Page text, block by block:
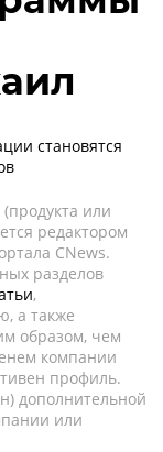
становятся
или
редактором
CNews.
разделов
,
а также
образом, чем
компании
профиль.
дополнительной
или